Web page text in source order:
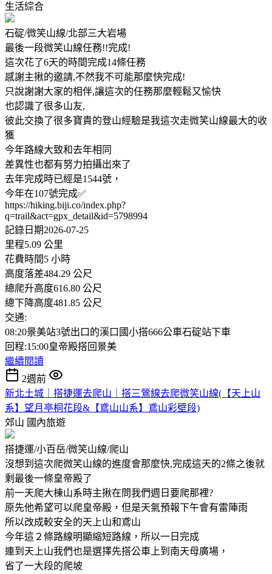
生活綜合
石碇/微笑山線/北部三大岩場
最後一段微笑山線任務!!完成!
這次花了6天的時間完成14條任務
感謝主揪的邀請,不然我不可能那麼快完成!
只說謝謝大家的相伴,讓這次的任務那麼輕鬆又愉快
也認識了很多山友,
彼此交換了很多寶貴的登山經驗是我這次走微笑山線最大的收
獲
今年路線大致和去年相同
差異性也都有努力拍攝出來了
去年完成時已經是1544號，
今年在107號完成✅
https://hiking.biji.co/index.php?
q=trail&act=gpx_detail&id=5798994
記錄日期2026-07-25
里程5.09 公里
花費時間5 小時
高度落差484.29 公尺
總爬升高度616.80 公尺
總下降高度481.85 公尺
交通:
08:20景美站3號出口的溪口國小搭666公車石碇站下車
回程:15:00皇帝殿搭回景美
繼續閱讀
2週前
新北土城｜搭捷運去爬山｜搭三鶯線去爬微笑山線(【天上山
系】望月亭桐花段&【鳶山山系】鳶山彩壁段)
郊山 國內旅遊
搭捷運/小百岳/微笑山線/爬山
沒想到這次爬微笑山線的進度會那麼快,完成這天的2條之後就
剩最後一條皇帝殿了
前一天爬大棟山系時主揪在問我們週日要爬那裡?
原先他希望可以爬皇帝殿，但是天氣預報下午會有雷陣雨
所以改成較安全的天上山和鳶山
今年這２條路線明顯縮短路線，所以一日完成
連到天上山我們也是選擇先搭公車上到南天母廣場，
省了一大段的爬坡